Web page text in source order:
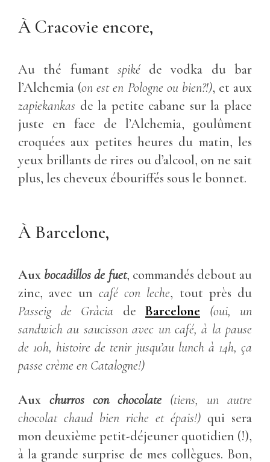
À Cracovie encore,
Au thé fumant spikéde vodka du bar
l’Alchemia (on est en Pologne ou bien?!), et aux
zapiekankas de la petite cabane sur la place
juste en face de l’Alchemia, goulûment
croquées aux petites heures du matin, les
yeux brillants de rires ou d’alcool, on ne sait
plus, les cheveux ébouriffés sous le bonnet.
À Barcelone,
Aux bocadillos de fuet, commandés debout au
zinc, avec un café con leche, tout près du
Passeig de Gràcia de Barcelone (oui, un
sandwich au saucisson avec un café, à la pause
de 10h, histoire de tenir jusqu’au lunch à 14h, ça
passe crème en Catalogne!)
Aux churros con chocolate (tiens, un autre
chocolat chaud bien riche et épais!) qui sera
mon deuxième petit-déjeuner quotidien (!),
à la grande surprise de mes collègues. Bon,